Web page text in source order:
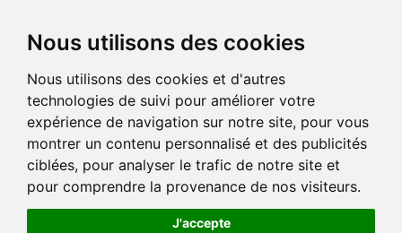
Nous utilisons des cookies
Nous utilisons des cookies et d'autres
technologies de suivi pour améliorer votre
expérience de navigation sur notre site, pour vous
montrer un contenu personnalisé et des publicités
ciblées, pour analyser le trafic de notre site et
pour comprendre la provenance de nos visiteurs.
J'accepte